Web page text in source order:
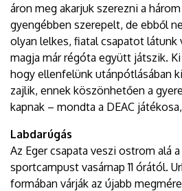
áron meg akarjuk szerezni a
gyengébben szerepelt, de ebből
olyan lelkes, fiatal csapatot látunk
magja már régóta együtt játszik.
hogy ellenfelünk utánpótlásában
zajlik, ennek köszönhetően a
kapnak – mondta a DEAC játékosa,
Labdarúgás
Az Eger csapata veszi ostrom alá
sportcampust vasárnap 11 órától.
formában várják az újabb